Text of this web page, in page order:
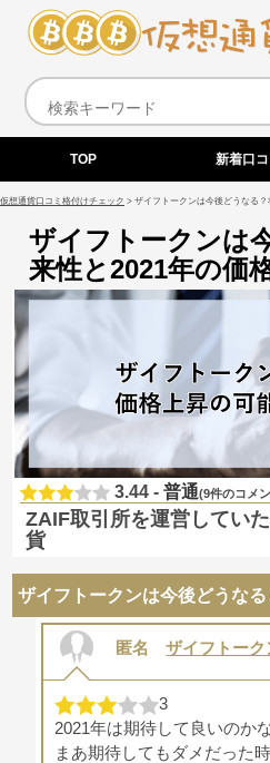
TOP 新着口コ
仮想通貨口コミ格付けチェック > ザイフトークンは今後どうなる
ザイフトークンは
来性と2021年の価
3.44 -普通(9件のコメ
ZAIF取引所を運営してい
貨
ザイフトークンは今後どうな
匿名 ザイフトー
3
2021年は期待して良いのかな
まあ期待してもダメだった